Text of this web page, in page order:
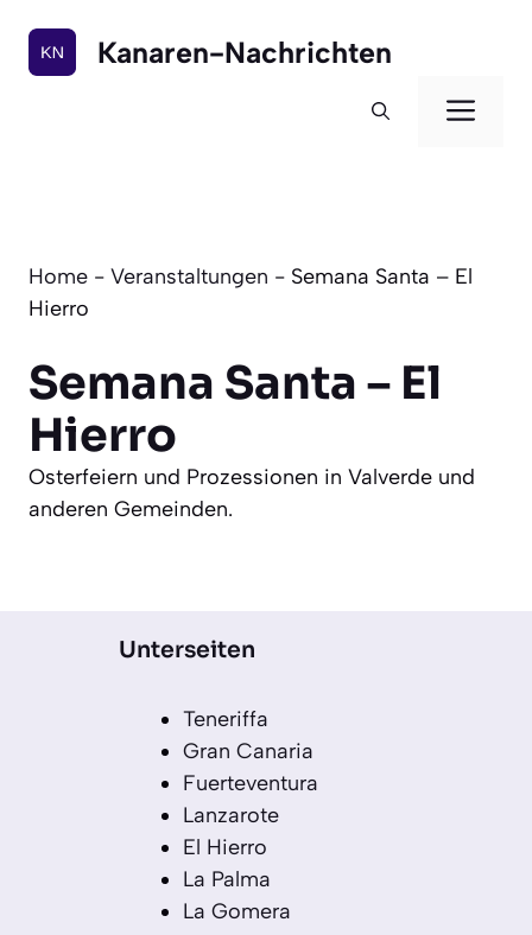
Inhalt
springen
Kanaren-Nachrichten
Home - Veranstaltungen - Semana Santa – El
Hierro
Semana Santa – El
Hierro
Osterfeiern und Prozessionen in Valverde und
anderen Gemeinden.
Unterseiten
Teneriffa
Gran Canaria
Fuerteventura
Lanzarote
El Hierro
La Palma
La Gomera